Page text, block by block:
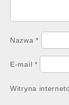
Nazwa*
E-mail *
Witryna